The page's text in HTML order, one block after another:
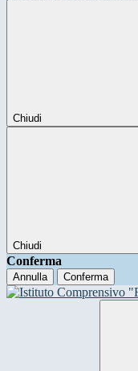
Chiudi
Chiudi
Conferma
Annulla Conferma